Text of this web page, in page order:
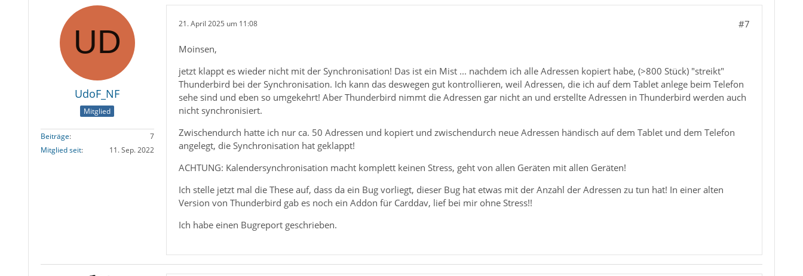
UdoF_NF
Mitglied
Beiträge
7
Mitglied seit
11. Sep. 2022
21. April 2025 um 11:08 #7
Moinsen,
jetzt klappt es wieder nicht mit der Synchronisation! Das ist ein Mist ... nachdem ich alle Adressen kopiert habe, (>800 Stück) "streikt"
Thunderbird bei der Synchronisation. Ich kann das deswegen gut kontrollieren, weil Adressen, die ich auf dem Tablet anlege beim Telefon
sehe sind und eben so umgekehrt! Aber Thunderbird nimmt die Adressen gar nicht an und erstellte Adressen in Thunderbird werden auch
nicht synchronisiert.
Zwischendurch hatte ich nur ca. 50 Adressen und kopiert und zwischendurch neue Adressen händisch auf dem Tablet und dem Telefon
angelegt, die Synchronisation hat geklappt!
ACHTUNG: Kalendersynchronisation macht komplett keinen Stress, geht von allen Geräten mit allen Geräten!
Ich stelle jetzt mal die These auf, dass da ein Bug vorliegt, dieser Bug hat etwas mit der Anzahl der Adressen zu tun hat! In einer alten
Version von Thunderbird gab es noch ein Addon für Carddav, lief bei mir ohne Stress!!
Ich habe einen Bugreport geschrieben.